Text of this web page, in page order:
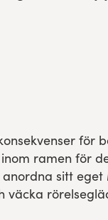
för
ramen för
sitt
väcka